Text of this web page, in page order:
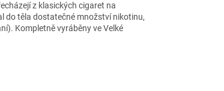
z klasických cigaret na
do těla dostatečné množství nikotinu,
Kompletně vyráběny ve Velké